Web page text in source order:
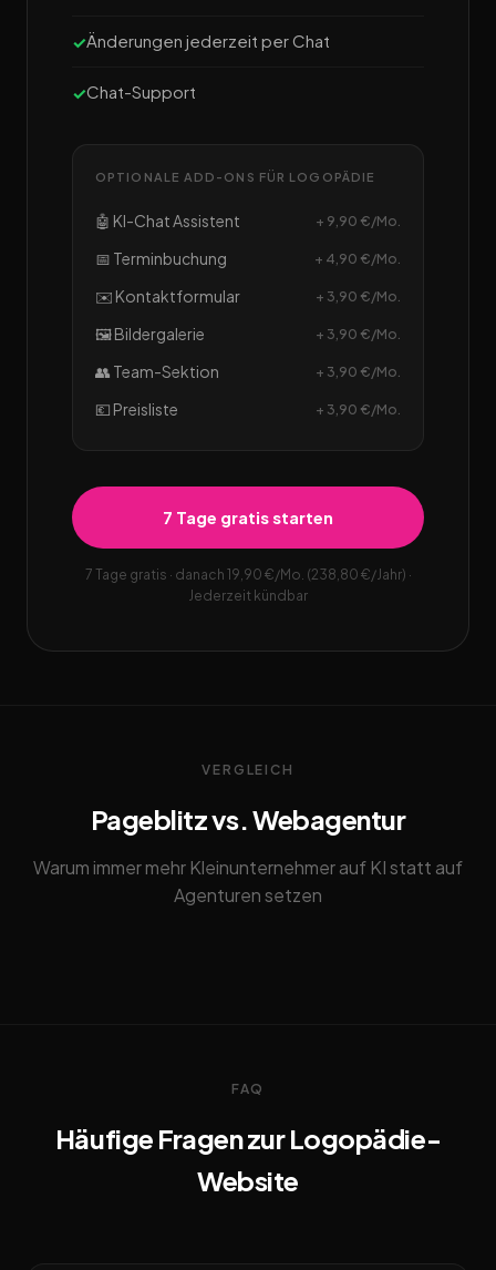
Änderungen jederzeit per Chat
Chat-Support
OPTIONALE ADD-ONS FÜR LOGOPÄDIE
🤖 KI-Chat Assistent + 9,90 €/Mo.
📅 Terminbuchung + 4,90 €/Mo.
✉️ Kontaktformular + 3,90 €/Mo.
🖼️ Bildergalerie + 3,90 €/Mo.
👥 Team-Sektion + 3,90 €/Mo.
💶 Preisliste + 3,90 €/Mo.
7 Tage gratis starten
7 Tage gratis · danach 19,90 €/Mo. (238,80 €/Jahr) ·
Jederzeit kündbar
VERGLEICH
Pageblitz vs. Webagentur
Warum immer mehr Kleinunternehmer auf KI statt auf
Agenturen setzen
FAQ
Häufige Fragen zur Logopädie-
Website